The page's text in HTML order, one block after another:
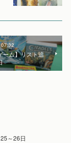
ーム】リスト追
～26日